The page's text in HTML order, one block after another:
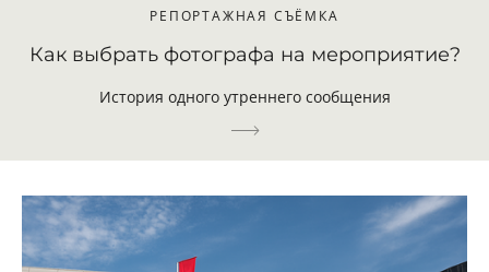
РЕПОРТАЖНАЯ СЪЁМКА
Как выбрать фотографа на мероприятие?
История одного утреннего сообщения